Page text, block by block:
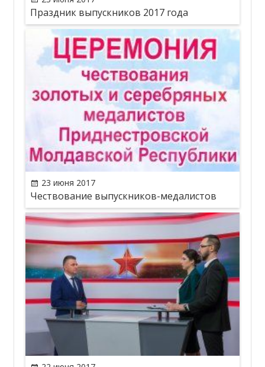
Праздник выпускников 2017 года
23 июня 2017
Чествование выпускников-медалистов